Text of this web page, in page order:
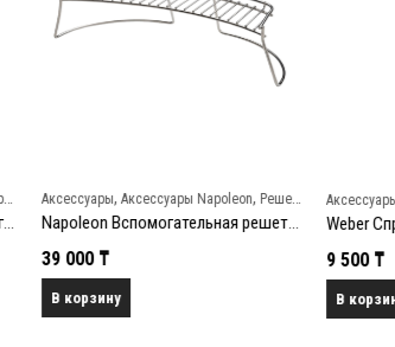
Аксессуары,Аксессуары Napoleon,Решетки и противни
Napoleon Вспомогательная решетка для угольных грилей Napoleon
39 000₸
В корзину
Аксессуары,
9 500₸
В корзину